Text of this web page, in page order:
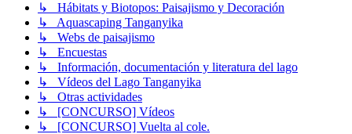
↳ Hábitats y Biotopos: Paisajismo y Decoración
↳ Aquascaping Tanganyika
↳ Webs de paisajismo
↳ Encuestas
↳ Información, documentación y literatura del lago
↳ Vídeos del Lago Tanganyika
↳ Otras actividades
↳ [CONCURSO] Vídeos
↳ [CONCURSO] Vuelta al cole.